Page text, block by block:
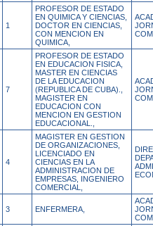
1
PROFESOR DE ESTADO
EN QUIMICA Y CIENCIAS,
DOCTOR EN CIENCIAS,
CON MENCION EN
QUIMICA,
7
PROFESOR DE ESTADO
EN EDUCACION FISICA,
MASTER EN CIENCIAS
DE LA EDUCACION
(REPUBLICA DE CUBA).,
MAGISTER EN
EDUCACION CON
MENCION EN GESTION
EDUCACIONAL.,
4
MAGISTER EN GESTION
DE ORGANIZACIONES,
LICENCIADO EN
CIENCIAS EN LA
ADMINISTRACION DE
EMPRESAS, INGENIERO
COMERCIAL,
3 ENFERMERA,